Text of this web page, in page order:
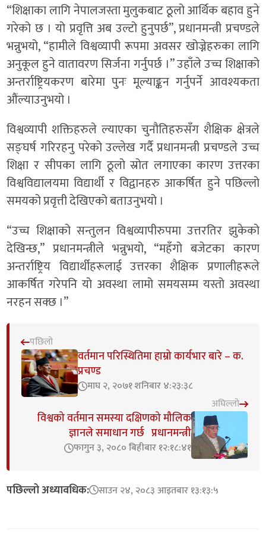
“शिक्षाका लागि नेपालजस्ता मुलुकबाट ठूलो आर्थिक बहाव हुने
गरेको छ । यो प्रवृत्ति अब उल्टो हुनुपर्छ”, प्रधानमन्त्री प्रचण्डले
भन्नुभयो, “हामीले विश्वव्यापी रूपमा अवसर खोज्नेहरुका लागि
अनुकूल हुने वातावरण सिर्जना गर्नुपर्छ ।” उहाँले उच्च शिक्षाको
अन्तर्राष्ट्रियकरण बारेमा पुनः मूल्याङ्कन गर्नुपर्ने आवश्यकता
औंल्याउनुभयो ।
विश्वव्यापी शक्तिहरुले ल्याएका चुनौतिहरुसँग शैक्षिक क्षेत्रले
सङ्घर्ष गरिरहनु परेको उल्लेख गर्दै प्रधानमन्त्री प्रचण्डले उच्च
शिक्षा र सीपका लागि ठूलो स्रोत लगाएका कारण उत्तरका
विश्वविद्यालयमा विद्यार्थी र विद्वानहरु आकर्षित हुने पछिल्लो
समयको प्रवृत्ती देखिएको बताउनुभयो ।
“उच्च शिक्षाको सन्तुलन विश्वव्यापीरुपमा उत्तरतिर झुकेको
देखिन्छ,” प्रधानमन्त्रीले भन्नुभयो, “महँगो बजेटका कारण
अन्तर्राष्ट्रिय विद्यार्थीहरूलाई उत्तरका शैक्षिक प्रणालीहरूले
आकर्षित गरेपनि यो अवस्था लामो समयसम्म यस्तो अवस्था
नरहन सक्छ ।”
पछिलो
वर्तमान परिस्थितिमा हाम्रो कार्यभार बारे – क.
प्रचण्ड
माघ २, २०७१ शनिबार ४:२३:३८
अघिल्लो
विश्वको वर्तमान समस्या दक्षिणको मौलिक
ज्ञानले समाधान गर्छ प्रधानमन्त्री
फागुन ३, २०८० बिहीबार १२:१८:४१
पछिल्लो अध्यावधिक: साउन २४, २०८३ आइतबार १३:१३:५